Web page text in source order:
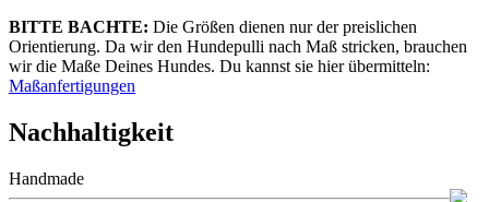
BITTE BACHTE: Die Größen dienen nur der preislichen
Orientierung. Da wir den Hundepulli nach Maß stricken, brauchen
wir die Maße Deines Hundes. Du kannst sie hier übermitteln:
Maßanfertigungen
Nachhaltigkeit
Handmade